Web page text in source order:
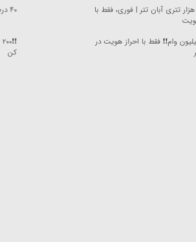
وام ۱۰۰ هزار تتری آبان تتر | فوری، فقط با
۴۰ درصد سود سالانه❗ از تورم جا نمونی😲
میلیون وام❗❗ فقط با احراز هویت در
کن